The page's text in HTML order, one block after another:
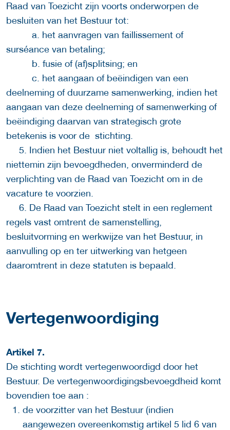
Raad van Toezicht zijn voorts onderworpen de
besluiten van het Bestuur tot:
a. het aanvragen van faillissement of
surséance van betaling;
b. fusie of (af)splitsing; en
c. het aangaan of beëindigen van een
deelneming of duurzame samenwerking, indien het
aangaan van deze deelneming of samenwerking of
beëindiging daarvan van strategisch grote
betekenis is voor de stichting.
5. Indien het Bestuur niet voltallig is, behoudt het
niettemin zijn bevoegdheden, onverminderd de
verplichting van de Raad van Toezicht om in de
vacature te voorzien.
6. De Raad van Toezicht stelt in een reglement
regels vast omtrent de samenstelling,
besluitvorming en werkwijze van het Bestuur, in
aanvulling op en ter uitwerking van hetgeen
daaromtrent in deze statuten is bepaald.
Vertegenwoordiging
Artikel 7.
De stichting wordt vertegenwoordigd door het
Bestuur. De vertegenwoordigingsbevoegdheid komt
bovendien toe aan :
de voorzitter van het Bestuur (indien
aangewezen overeenkomstig artikel 5 lid 6 van